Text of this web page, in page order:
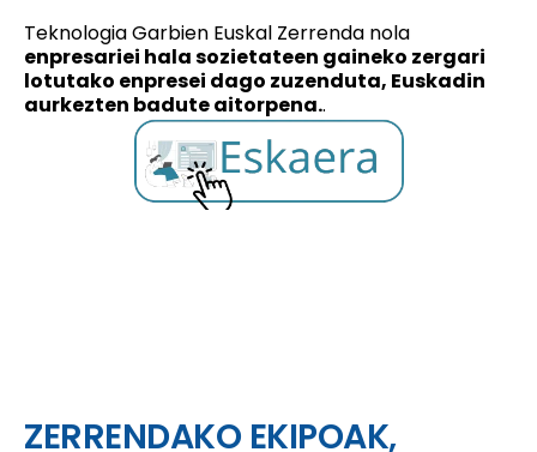
Teknologia Garbien Euskal Zerrenda nola
enpresariei hala sozietateen gaineko zergari
lotutako enpresei dago zuzenduta, Euskadin
aurkezten badute aitorpena..
ZERRENDAKO EKIPOAK,